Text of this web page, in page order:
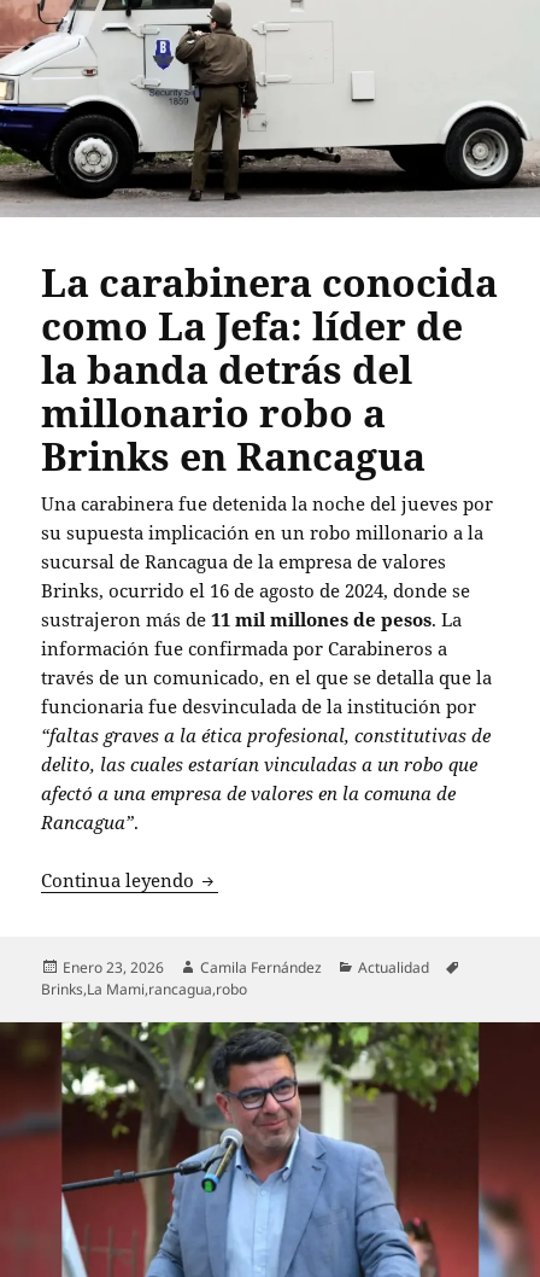
La carabinera conocida
como La Jefa: líder de
la banda detrás del
millonario robo a
Brinks en Rancagua
Una carabinera fue detenida la noche del jueves por
su supuesta implicación en un robo millonario a la
sucursal de Rancagua de la empresa de valores
Brinks, ocurrido el 16 de agosto de 2024, donde se
sustrajeron más de11 mil millones de pesos. La
información fue confirmada por Carabineros a
través de un comunicado, en el que se detalla que la
funcionaria fue desvinculada de la institución por
“faltas graves a la ética profesional, constitutivas de
delito, las cuales estarían vinculadas a un robo que
afectó a una empresa de valores en la comuna de
Rancagua”.
Continua leyendo La carabinera conocida como La
Publicado
el
Enero 23, 2026 Autor
Camila Fernández Categorías
Actualidad
Brinks,La Mami,rancagua,robo